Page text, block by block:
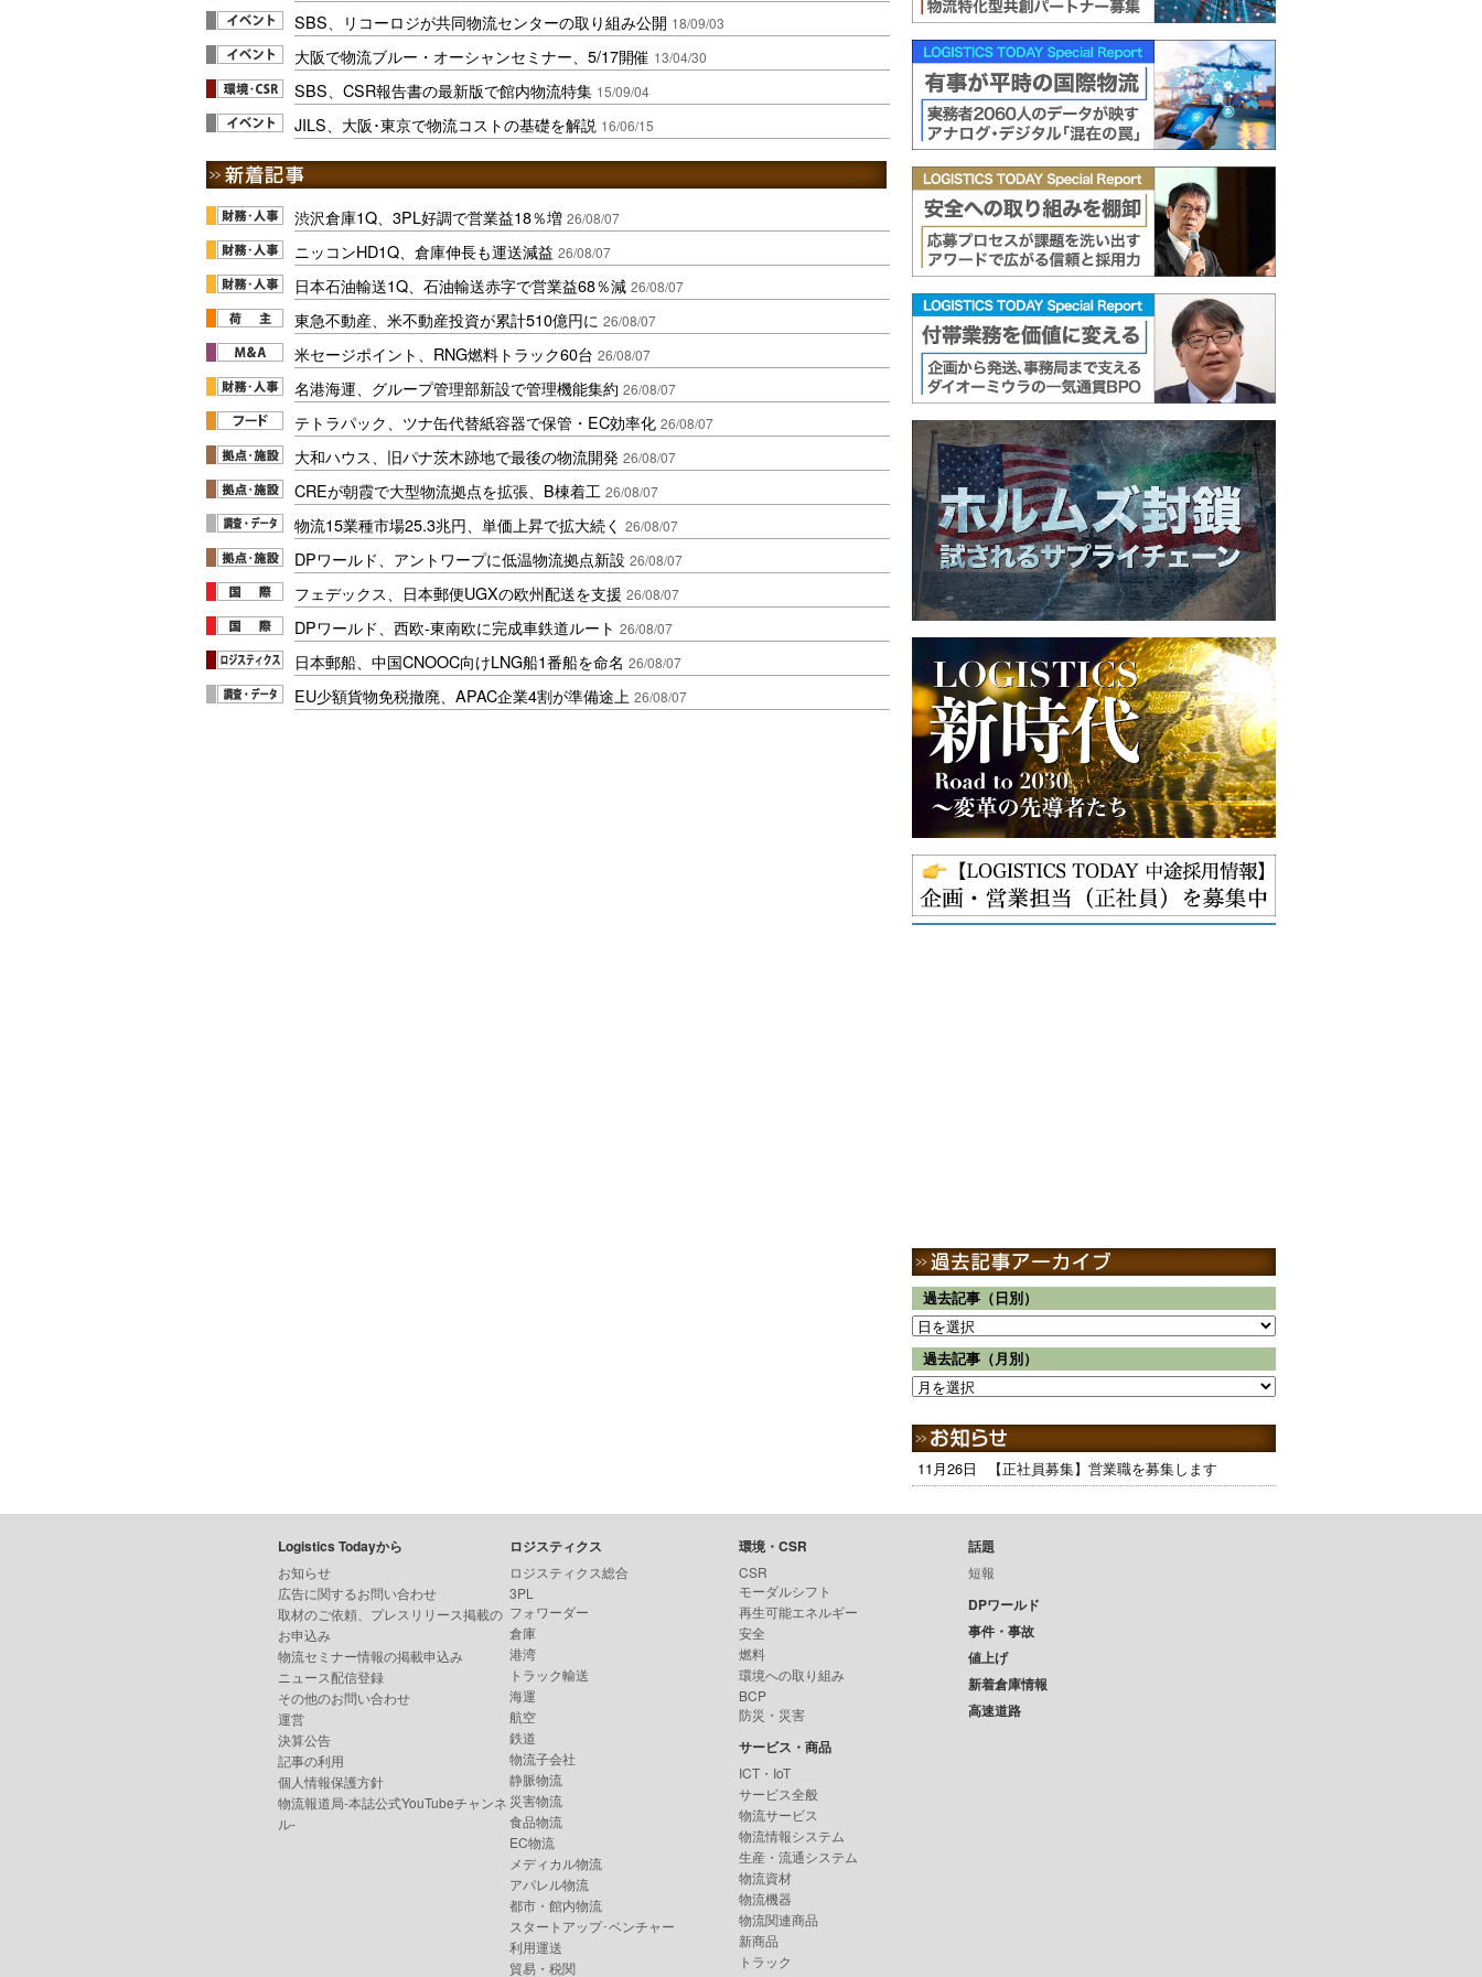
SBS、リコーロジが共同物流センターの取り組み公開 18/09/03
大阪で物流ブルー・オーシャンセミナー、5/17開催 13/04/30
SBS、CSR報告書の最新版で館内物流特集 15/09/04
JILS、大阪･東京で物流コストの基礎を解説 16/06/15
渋沢倉庫1Q、3PL好調で営業益18％増 26/08/07
ニッコンHD1Q、倉庫伸長も運送減益 26/08/07
日本石油輸送1Q、石油輸送赤字で営業益68％減 26/08/07
東急不動産、米不動産投資が累計510億円に 26/08/07
米セージポイント、RNG燃料トラック60台 26/08/07
名港海運、グループ管理部新設で管理機能集約 26/08/07
テトラパック、ツナ缶代替紙容器で保管・EC効率化 26/08/07
大和ハウス、旧パナ茨木跡地で最後の物流開発 26/08/07
CREが朝霞で大型物流拠点を拡張、B棟着工 26/08/07
物流15業種市場25.3兆円、単価上昇で拡大続く 26/08/07
DPワールド、アントワープに低温物流拠点新設 26/08/07
フェデックス、日本郵便UGXの欧州配送を支援 26/08/07
DPワールド、西欧-東南欧に完成車鉄道ルート 26/08/07
日本郵船、中国CNOOC向けLNG船1番船を命名 26/08/07
EU少額貨物免税撤廃、APAC企業4割が準備途上 26/08/07
過去記事（日別）
過去記事（月別）
11月26日 【正社員募集】営業職を募集します
Logistics Todayから
お知らせ
広告に関するお問い合わせ
取材のご依頼、プレスリリース掲載の
お申込み
物流セミナー情報の掲載申込み
ニュース配信登録
その他のお問い合わせ
運営
決算公告
記事の利用
個人情報保護方針
物流報道局-本誌公式YouTubeチャンネ
ル-
ロジスティクス
ロジスティクス総合
3PL
フォワーダー
倉庫
港湾
トラック輸送
海運
航空
鉄道
物流子会社
静脈物流
災害物流
食品物流
EC物流
メディカル物流
アパレル物流
都市・館内物流
スタートアップ･ベンチャー
利用運送
貿易・税関
環境・CSR
CSR
モーダルシフト
再生可能エネルギー
安全
燃料
環境への取り組み
BCP
防災・災害
サービス・商品
ICT・IoT
サービス全般
物流サービス
物流情報システム
生産・流通システム
物流資材
物流機器
物流関連商品
新商品
トラック
話題
短報
DPワールド
事件・事故
値上げ
新着倉庫情報
高速道路